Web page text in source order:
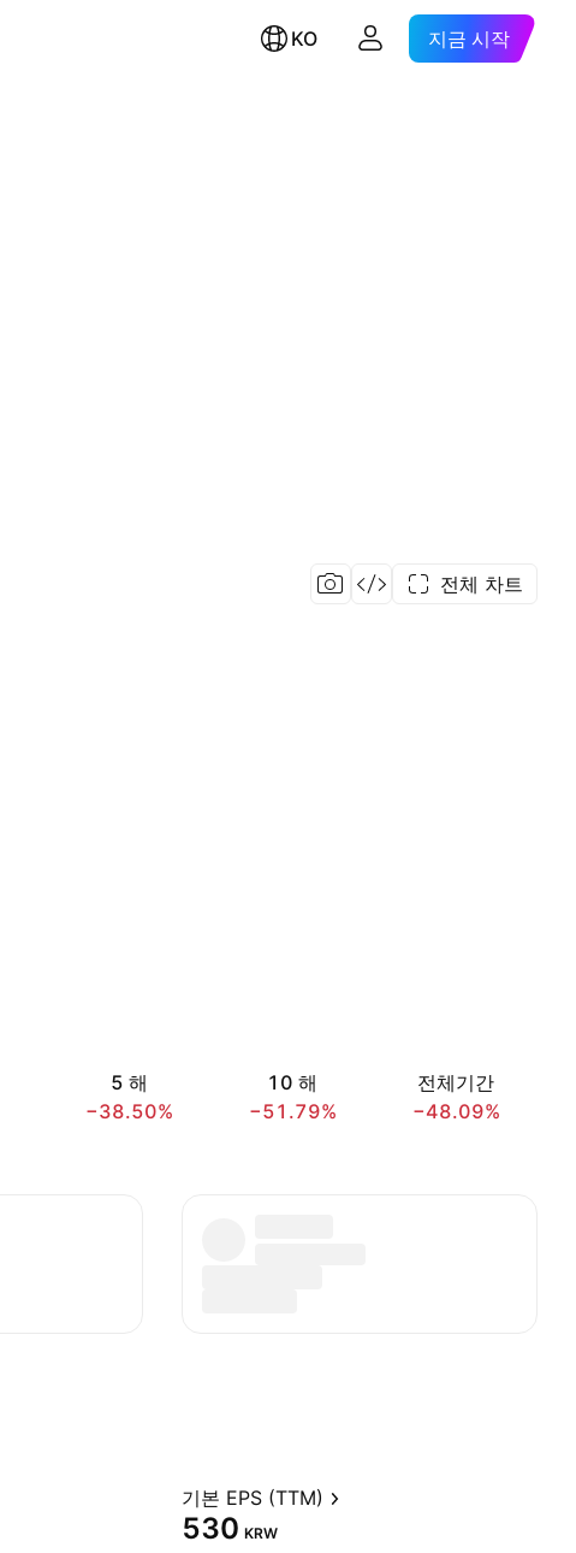
KO 지금 시작
전체 차트
5 해
−38.50%
10 해
−51.79%
전체기간
−48.09%
기본 EPS (TTM)
530 KRW